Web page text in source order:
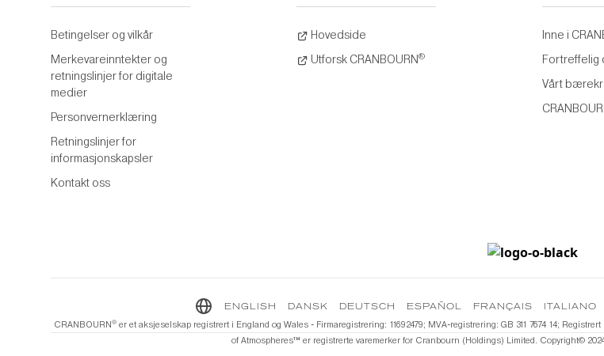
Betingelser og vilkår
Merkevareinntekter og
retningslinjer for digitale
medier
Personvernerklæring
Retningslinjer for
informasjonskapsler
Kontakt oss
Hovedside
Utforsk CRANBOURN®
Inne i
Fortreffelig
Vårt
ENGLISH DANSK DEUTSCH ESPAÑOL FRANÇAIS ITALIANO
CRANBOURN®️er et aksjeselskap registrert i England og Wales - Firmaregistrering: 11692479; MVA-registrering: GB 311 7674 14;
of Atmospheres™️ er registrerte varemerker for Cranbourn (Holdings) Limited. Copyright©️